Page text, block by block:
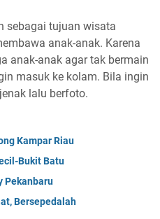
sebagai tujuan wisata
anak-anak. Karena
anak-anak agar tak bermain
masuk ke kolam. Bila ingin
lalu berfoto.
Kampar Riau
Bukit Batu
Pekanbaru
Bersepedalah